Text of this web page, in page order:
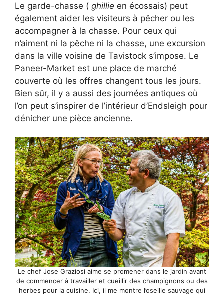
Le garde-chasse ( ghillie en écossais) peut
également aider les visiteurs à pêcher ou les
accompagner à la chasse. Pour ceux qui
n’aiment ni la pêche ni la chasse, une excursion
dans la ville voisine de Tavistock s’impose. Le
Paneer-Market est une place de marché
couverte où les offres changent tous les jours.
Bien sûr, il y a aussi des journées antiques où
l’on peut s’inspirer de l’intérieur d’Endsleigh pour
dénicher une pièce ancienne.
Le chef Jose Graziosi aime se promener dans le jardin avant
de commencer à travailler et cueillir des champignons ou des
herbes pour la cuisine. Ici, il me montre l’oseille sauvage qui